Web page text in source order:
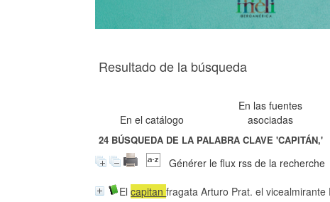
Resultado de la búsqueda
En el catálogo
En las fuentes
asociadas
24 BÚSQUEDA DE LA PALABRA CLAVE'CAPITÁN,'
Générer le flux rss de la recherche
Elcapitanfragata Arturo Prat. el vicealmirante